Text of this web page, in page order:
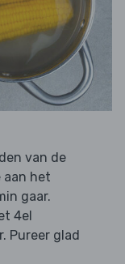
van de
aan het
gaar.
4el
Pureer glad